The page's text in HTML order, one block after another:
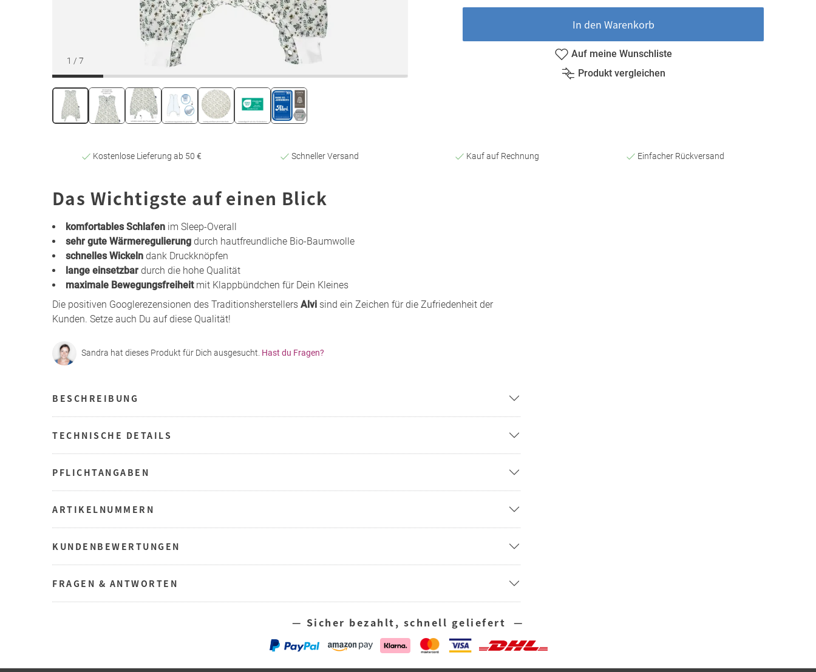
1 / 7
In den Warenkorb
Auf meine Wunschliste
Produkt vergleichen
Kostenlose Lieferung ab 50 € Schneller Versand Kauf auf Rechnung Einfacher Rückversand
Das Wichtigste auf einen Blick
komfortables Schlafen im Sleep-Overall
sehr gute Wärmeregulierung durch hautfreundliche Bio-Baumwolle
schnelles Wickeln dank Druckknöpfen
lange einsetzbar durch die hohe Qualität
maximale Bewegungsfreiheitmit Klappbündchen für Dein Kleines
Die positiven Googlerezensionen des Traditionsherstellers Alvi sind ein Zeichen für die Zufriedenheit der
Kunden. Setze auch Du auf diese Qualität!
Sandra hat dieses Produkt für Dich ausgesucht. Hast du Fragen?
BESCHREIBUNG
TECHNISCHE DETAILS
PFLICHTANGABEN
ARTIKELNUMMERN
KUNDENBEWERTUNGEN
FRAGEN & ANTWORTEN
— Sicher bezahlt, schnell geliefert —